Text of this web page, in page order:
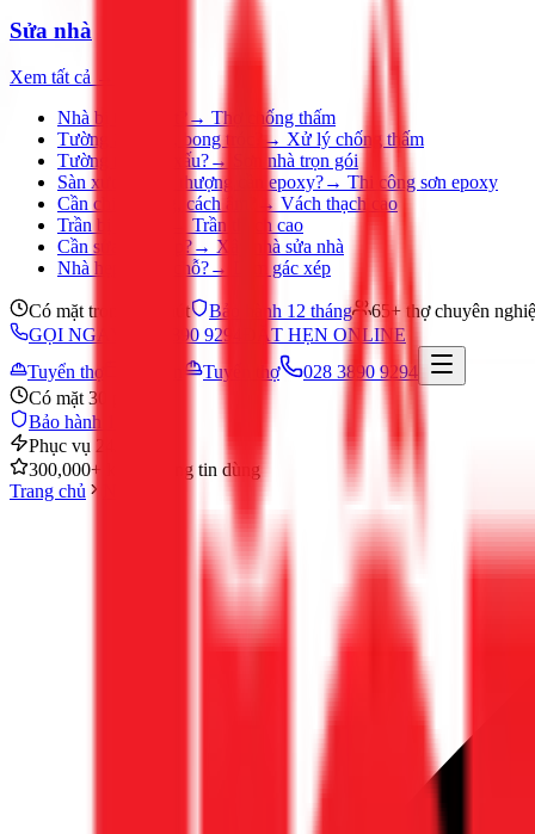
Sửa nhà
Xem tất cả →
Nhà bị thấm dột?
→ Thợ chống thấm
Tường ẩm mốc, bong tróc?
→ Xử lý chống thấm
Tường nhà cũ, xấu?→
Sơn nhà trọn gói
Sàn xưởng, sân thượng cần epoxy?→ Thi công sơn epoxy
Cần chia phòng, cách âm?
→ Vách thạch cao
Trần bị ố, nứt?
Trần thạch cao
Cần sửa nhà gấp?→ Xây nhà sửa nhà
Nhà hẹp, thiếu chỗ?→ Làm gác xép
Có mặt trong 30 phút Bảo hành 12 tháng
65+ thợ chuyên
GỌI NGAY 028 3890 9294
ĐẶT HẸN ONLINE
Tuyển thợ
Tuyển thợ
028 3890 9294
Có mặt 30 phút
Bảo hành 12 tháng
Phục vụ 24/7
300,000+ khách hàng tin dùng
Trang chủ